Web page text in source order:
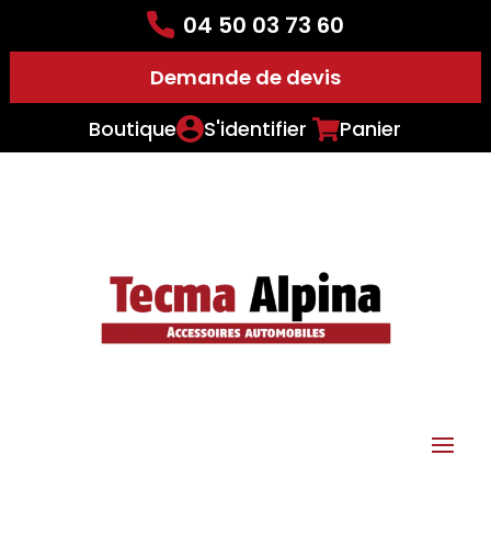
04 50 03 73 60
Demande de devis
Boutique
S'identifier Panier